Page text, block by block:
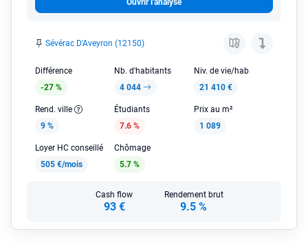
Ouvrir l'analyse
Sévérac D'Aveyron (12150)
Différence
-27 %
Nb. d'habitants
4 044
Niv. de vie/hab
21 410 €
Rend. ville
9 %
Étudiants
7.6 %
Prix au m²
1 089
Loyer HC conseillé
505 €/mois
Chômage
5.7 %
Cash flow
93 €
Rendement brut
9.5 %